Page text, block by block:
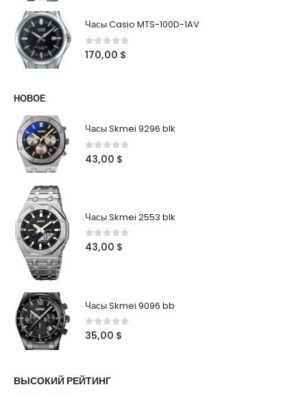
Часы Casio MTS-100D-1AV
0out of 5
170,00 $
НОВОЕ
Часы Skmei 9296 blk
0 out of 5
43,00 $
Часы Skmei 2553 blk
0 out of 5
43,00 $
Часы Skmei 9096 bb
0out of 5
35,00 $
ВЫСОКИЙ РЕЙТИНГ